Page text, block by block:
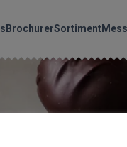
BrochurerSortiment
Søg
tabt! Opret en profil